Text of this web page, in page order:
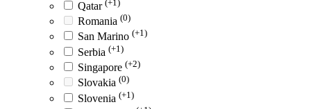
Qatar
Romania (0)
San Marino (+1)
Serbia (+1)
Singapore (+2)
Slovakia (0)
Slovenia (+1)